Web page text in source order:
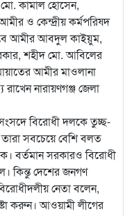
মো. কামাল হোসেন,
ও কেন্দ্রীয় কর্মপরিষদ
আমীর আবদুল কাইয়ুম,
শহীদ মো. আবিলের
আমীর মাওলানা
নারায়ণগঞ্জ জেলা
বিরোধী দলকে তুচ্ছ-
সবচেয়ে বেশি বলত
বর্তমান সরকারও বিরোধী
কিন্তু দেশের জনগণ
নেতা বলেন,
করুন। আওয়ামী লীগের